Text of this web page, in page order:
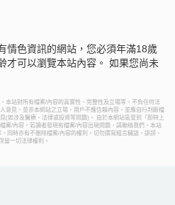
情色資訊的網站，您必須年滿18歲
才可以瀏覽本站內容。 如果您尚未
本站對所有檔案/內容的真實性、完整性及立場等，不負任何法
意見，並非本網站之立場，用戶不應信賴內容，並應自行判斷檔
(如涉及醫療、法律或投資等問題)。 由於本網站區受到「即時上
案/內容，若讀者發現有檔案/內容出現問題，請聯絡我們。本站
同時亦有不刪除檔案/內容的權利。切勿撰寫粗言穢語、誹謗、
留一切法律權利。